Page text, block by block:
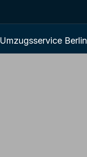
Umzugsservice Berlin